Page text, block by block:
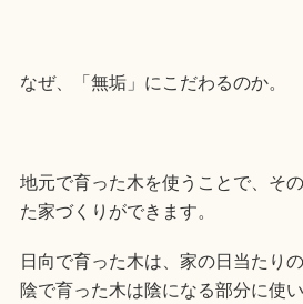
なぜ、「無垢」にこだわるのか。
地元で育った木を使うことで、そ
た家づくりができます。
日向で育った木は、家の日当たり
陰で育った木は陰になる部分に使い